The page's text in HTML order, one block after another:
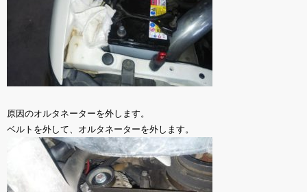
原因のオルタネーターを外します。
ベルトを外して、オルタネーターを外します。